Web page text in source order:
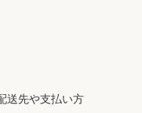
送先や支払い方